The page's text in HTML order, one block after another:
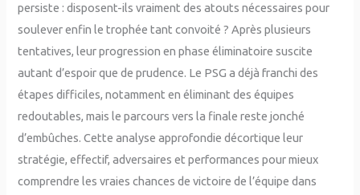
persiste : disposent-ils vraiment des atouts nécessaires pour
soulever enfin le trophée tant convoité ? Après plusieurs
tentatives, leur progression en phase éliminatoire suscite
autant d’espoir que de prudence. Le PSG a déjà franchi des
étapes difficiles, notamment en éliminant des équipes
redoutables, mais le parcours vers la finale reste jonché
d’embûches. Cette analyse approfondie décortique leur
stratégie, effectif, adversaires et performances pour mieux
comprendre les vraies chances de victoire de l’équipe dans